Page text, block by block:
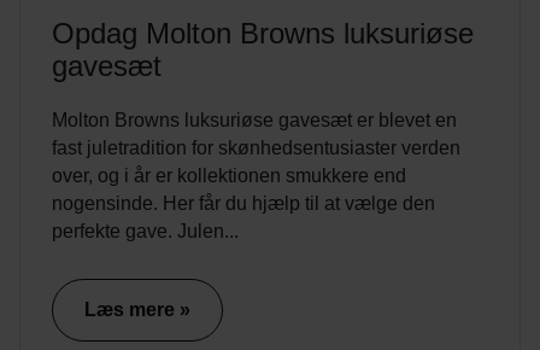
Opdag Molton Browns luksuriøse
gavesæt
Molton Browns luksuriøse gavesæt er blevet en
fast juletradition for skønhedsentusiaster verden
over, og i år er kollektionen smukkere end
nogensinde. Her får du hjælp til at vælge den
perfekte gave. Julen...
Læs mere »